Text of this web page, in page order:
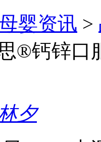
婴资讯 >
®钙锌口
夕